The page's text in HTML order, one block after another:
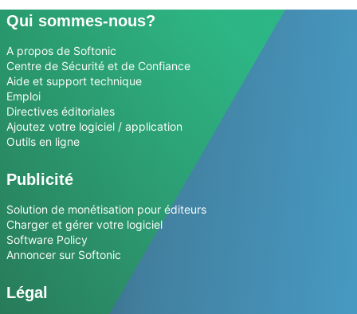
Qui sommes-nous?
A propos de Softonic
Centre de Sécurité et de Confiance
Aide et support technique
Emploi
Directives éditoriales
Ajoutez votre logiciel / application
Outils en ligne
Publicité
Solution de monétisation pour éditeurs
Charger et gérer votre logiciel
Software Policy
Annoncer sur Softonic
Légal